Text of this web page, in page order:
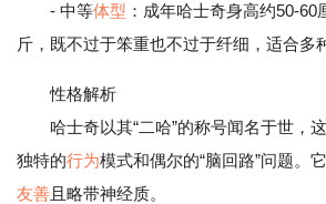
- 中等体型 ：成年哈士奇身高约50-60
斤，既不过于笨重也不过于纤细，适合多
性格解析
哈士奇以其“二哈”的称号闻名于世，
独特的行为模式和偶尔的“脑回路”问题。
友善且略带神经质。